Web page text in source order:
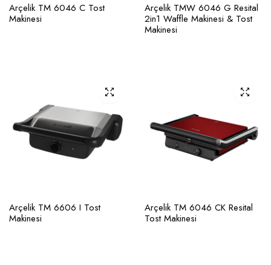
Arçelik TM 6046 C Tost
Makinesi
Arçelik TMW 6046 G Resital
2in1 Waffle Makinesi & Tost
Makinesi
Arçelik TM 6606 I Tost
Makinesi
Arçelik TM 6046 CK Resital
Tost Makinesi